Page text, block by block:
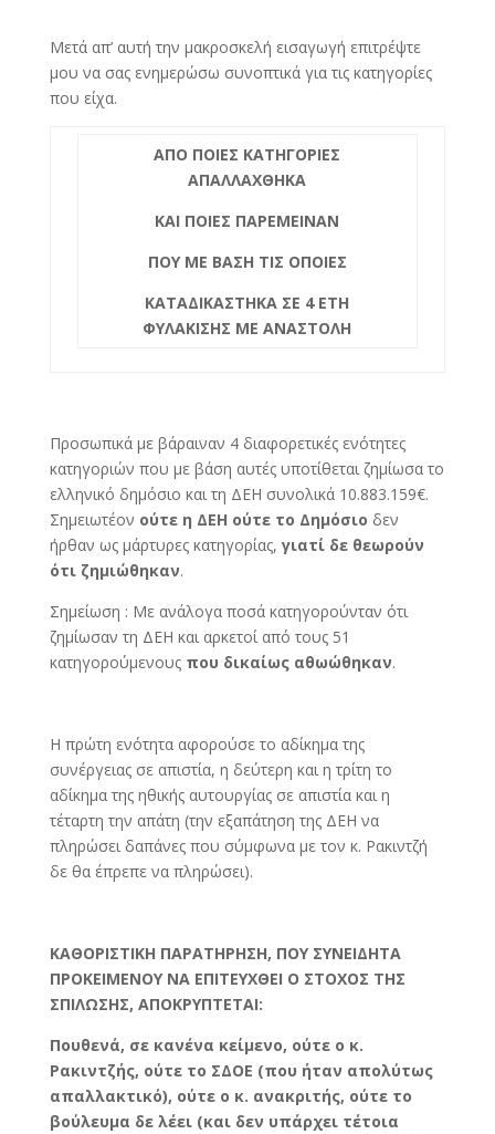
Μετά απ’ αυτή την μακροσκελή εισαγωγή επιτρέψτε
μου να σας ενημερώσω συνοπτικά για τις κατηγορίες
που είχα.
ΑΠΟ ΠΟΙΕΣ ΚΑΤΗΓΟΡΙΕΣ
ΑΠΑΛΛΑΧΘΗΚΑ
ΚΑΙ ΠΟΙΕΣ ΠΑΡΕΜΕΙΝΑΝ
ΠΟΥ ΜΕ ΒΑΣΗ ΤΙΣ ΟΠΟΙΕΣ
ΚΑΤΑΔΙΚΑΣΤΗΚΑ ΣΕ 4 ΕΤΗ
ΦΥΛΑΚΙΣΗΣ ΜΕ ΑΝΑΣΤΟΛΗ
Προσωπικά με βάραιναν 4 διαφορετικές ενότητες
κατηγοριών που με βάση αυτές υποτίθεται ζημίωσα το
ελληνικό δημόσιο και τη ΔΕΗ συνολικά 10.883.159€.
Σημειωτέον ούτε η ΔΕΗ ούτε το Δημόσιο δεν
ήρθαν ως μάρτυρες κατηγορίας, γιατί δε θεωρούν
ότι ζημιώθηκαν.
Σημείωση : Με ανάλογα ποσά κατηγορούνταν ότι
ζημίωσαν τη ΔΕΗ και αρκετοί από τους 51
κατηγορούμενους που δικαίως αθωώθηκαν.
Η πρώτη ενότητα αφορούσε το αδίκημα της
συνέργειας σε απιστία, η δεύτερη και η τρίτη το
αδίκημα της ηθικής αυτουργίας σε απιστία και η
τέταρτη την απάτη (την εξαπάτηση της ΔΕΗ να
πληρώσει δαπάνες που σύμφωνα με τον κ. Ρακιντζή
δε θα έπρεπε να πληρώσει).
ΚΑΘΟΡΙΣΤΙΚΗ ΠΑΡΑΤΗΡΗΣΗ, ΠΟΥ ΣΥΝΕΙΔΗΤΑ
ΠΡΟΚΕΙΜΕΝΟΥ ΝΑ ΕΠΙΤΕΥΧΘΕΙ Ο ΣΤΟΧΟΣ ΤΗΣ
ΣΠΙΛΩΣΗΣ, ΑΠΟΚΡΥΠΤΕΤΑΙ:
Πουθενά, σε κανένα κείμενο, ούτε ο κ.
Ρακιντζής, ούτε το ΣΔΟΕ (που ήταν απολύτως
απαλλακτικό), ούτε ο κ. ανακριτής, ούτε το
βούλευμα δε λέει (και δεν υπάρχει τέτοια